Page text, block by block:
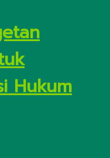
Hukum